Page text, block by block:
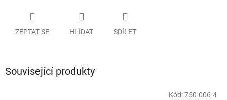
ZEPTAT SE HLÍDAT SDÍLET
Související produkty
Kód:750-006-4